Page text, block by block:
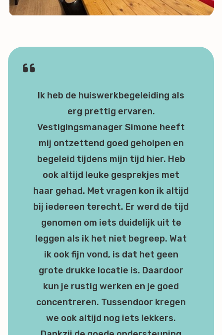
Ik heb de huiswerkbegeleiding als
erg prettig ervaren.
Vestigingsmanager Simone heeft
mij ontzettend goed geholpen en
begeleid tijdens mijn tijd hier. Heb
ook altijd leuke gesprekjes met
haar gehad. Met vragen kon ik altijd
bij iedereen terecht. Er werd de tijd
genomen om iets duidelijk uit te
leggen als ik het niet begreep. Wat
ik ook fijn vond, is dat het geen
grote drukke locatie is. Daardoor
kun je rustig werken en je goed
concentreren. Tussendoor kregen
we ook altijd nog iets lekkers.